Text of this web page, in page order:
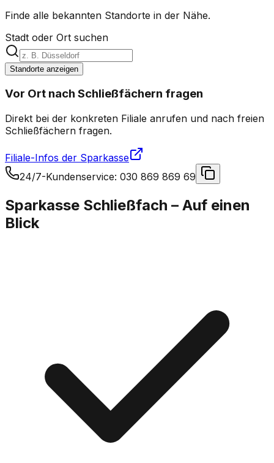
Finde alle bekannten Standorte in der Nähe.
Stadt oder Ort suchen
Standorte anzeigen
Vor Ort nach Schließfächern fragen
Direkt bei der konkreten Filiale anrufen und nach freien
Schließfächern fragen.
Filiale-Infos der Sparkasse
24/7-Kundenservice: 030 869 869 69
Sparkasse Schließfach – Auf einen
Blick